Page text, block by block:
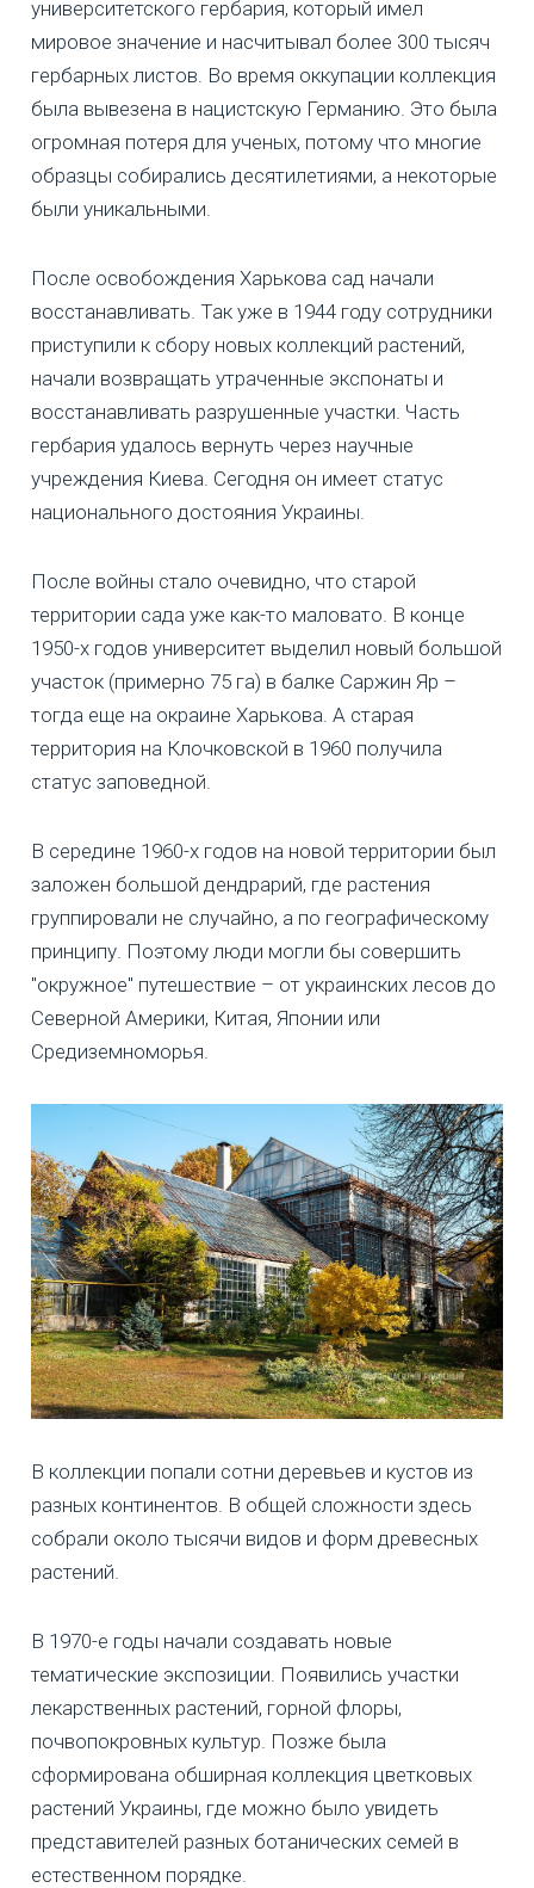
университетского гербария, который имел
мировое значение и насчитывал более 300 тысяч
гербарных листов. Во время оккупации коллекция
была вывезена в нацистскую Германию. Это была
огромная потеря для ученых, потому что многие
образцы собирались десятилетиями, а некоторые
были уникальными.
После освобождения Харькова сад начали
восстанавливать. Так уже в 1944 году сотрудники
приступили к сбору новых коллекций растений,
начали возвращать утраченные экспонаты и
восстанавливать разрушенные участки. Часть
гербария удалось вернуть через научные
учреждения Киева. Сегодня он имеет статус
национального достояния Украины.
После войны стало очевидно, что старой
территории сада уже как-то маловато. В конце
1950-х годов университет выделил новый большой
участок (примерно 75 га) в балке Саржин Яр –
тогда еще на окраине Харькова. А старая
территория на Клочковской в 1960 получила
статус заповедной.
В середине 1960-х годов на новой территории был
заложен большой дендрарий, где растения
группировали не случайно, а по географическому
принципу. Поэтому люди могли бы совершить
"окружное" путешествие – от украинских лесов до
Северной Америки, Китая, Японии или
Средиземноморья.
В коллекции попали сотни деревьев и кустов из
разных континентов. В общей сложности здесь
собрали около тысячи видов и форм древесных
растений.
В 1970-е годы начали создавать новые
тематические экспозиции. Появились участки
лекарственных растений, горной флоры,
почвопокровных культур. Позже была
сформирована обширная коллекция цветковых
растений Украины, где можно было увидеть
представителей разных ботанических семей в
естественном порядке.